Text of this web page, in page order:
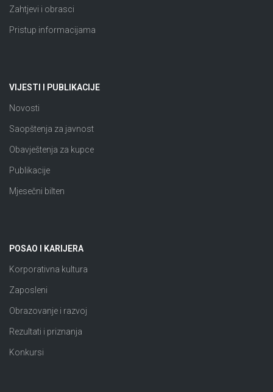
Zahtjevi i obrasci
Pristup informacijama
VIJESTI I PUBLIKACIJE
Novosti
Saopštenja za javnost
Obavještenja za kupce
Publikacije
Mjesečni bilten
POSAO I KARIJERA
Korporativna kultura
Zaposleni
Obrazovanje i razvoj
Rezultati i priznanja
Konkursi